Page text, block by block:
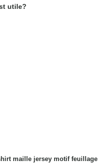
utile?
maille jersey motif feuillage